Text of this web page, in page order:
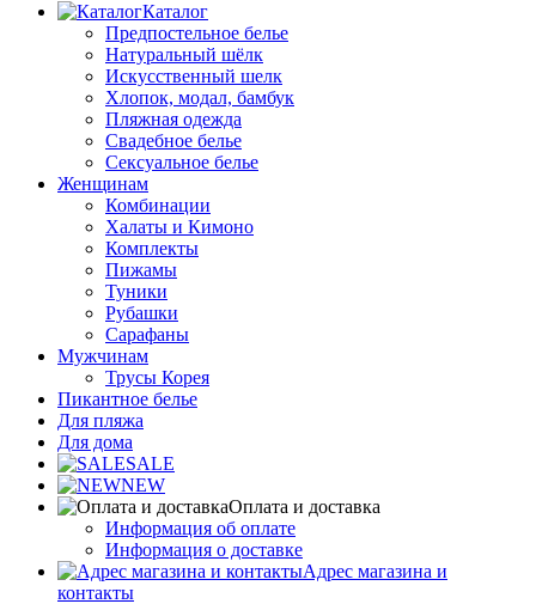
Каталог
Предпостельное белье
Натуральный шёлк
Искусственный шелк
Хлопок, модал, бамбук
Пляжная одежда
Свадебное белье
Сексуальное белье
Женщинам
Комбинации
Халаты и Кимоно
Комплекты
Пижамы
Туники
Рубашки
Сарафаны
Мужчинам
Трусы Корея
Пикантное белье
Для пляжа
Для дома
SALE
NEW
Оплата и доставка
Информация об оплате
Информация о доставке
Адрес магазина и
контакты